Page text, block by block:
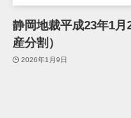
静岡地裁平成23年1
産分割）
2026年1月9日